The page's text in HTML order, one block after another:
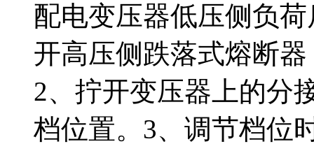
配电变压器低压侧负
开高压侧跌落式熔断
2、拧开变压器上的分
档位置。3、调节档位